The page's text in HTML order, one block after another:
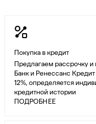
Покупка в кредит
Предлагаем рассрочку и
Банк и Ренессанс
12%, определяется
кредитной истории
ПОДРОБНЕЕ